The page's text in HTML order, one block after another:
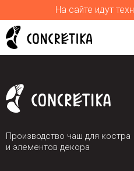
На сайте идут
Производство чаш для костра
и элементов декора